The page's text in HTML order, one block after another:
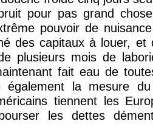
pour pas grand
pouvoir de
des capitaux à louer,
plusieurs mois de
fait eau de
également la mesure
tiennent les
les dettes